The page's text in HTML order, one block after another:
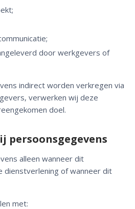
door werkgevers of
indirect worden verkregen via
verwerken wij deze
doel.
persoonsgegevens
alleen wanneer dit
dienstverlening of wanneer dit
met: